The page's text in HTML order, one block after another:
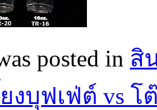
posted in สิ
งบุฟเฟ่ต์ vs